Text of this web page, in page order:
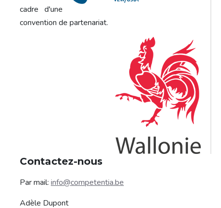
cadre d'une
convention de partenariat.
Contactez-nous
Par mail: info@competentia.be
Adèle Dupont